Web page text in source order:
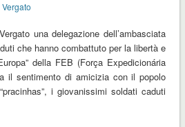
Vergato
una delegazione dell’ambasciata
che hanno combattuto per la libertà e
della FEB (Força Expedicionária
il sentimento di amicizia con il popolo
i giovanissimi soldati caduti